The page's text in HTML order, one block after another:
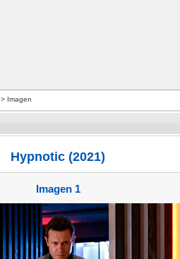
> Imagen
Hypnotic (2021)
Imagen 1